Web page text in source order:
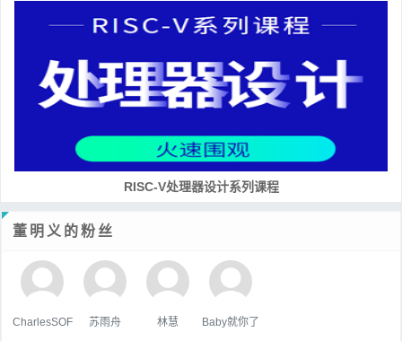
培养RISC-V大学土壤 共建RISC-V教育生态
董明义的粉丝
CharlesSOF 苏雨舟 林慧 Baby就你了